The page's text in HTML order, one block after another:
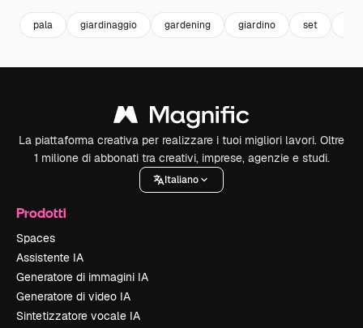
pala giardinaggio gardening giardino set
La piattaforma creativa per realizzare i tuoi migliori lavori. Oltre
1 milione di abbonati tra creativi, imprese, agenzie e studi.
Italiano
Prodotti
Spaces
Assistente IA
Generatore di immagini IA
Generatore di video IA
Sintetizzatore vocale IA